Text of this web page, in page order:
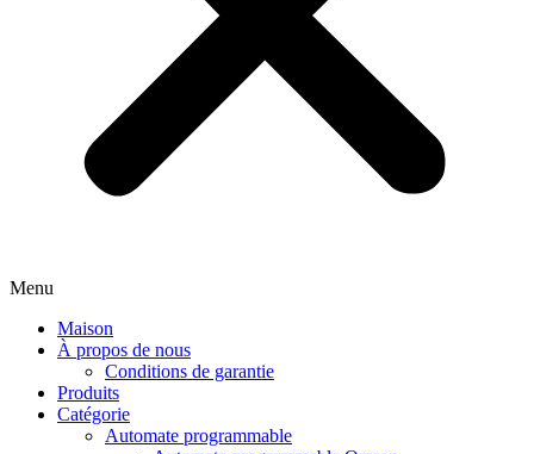
Menu
Maison
À propos de nous
Conditions de garantie
Produits
Catégorie
Automate programmable